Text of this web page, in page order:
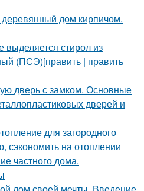
дом кирпичом.
выделяется стирол из
(ПСЭ)[править | править
дверь с замком. Основные
дверей и
для загородного
сэкономить на отоплении
частного дома.